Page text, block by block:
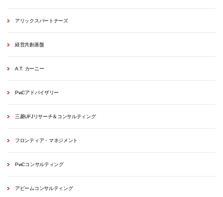
アリックスパートナーズ
経営共創基盤
A.T. カーニー
PwCアドバイザリー
三菱UFJリサーチ＆コンサルティング
フロンティア・マネジメント
PwCコンサルティング
アビームコンサルティング